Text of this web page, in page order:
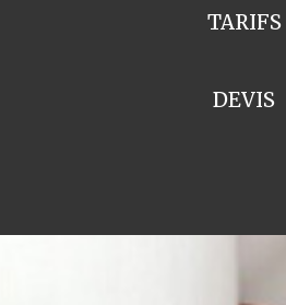
TARIFS
DEVIS